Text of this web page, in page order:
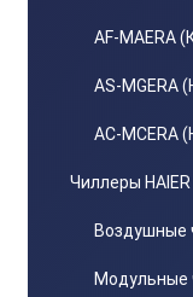
AF-MAERA
AS-MGERA
AС-MСERA
Чиллеры HAIER
Воздушные
Модульные